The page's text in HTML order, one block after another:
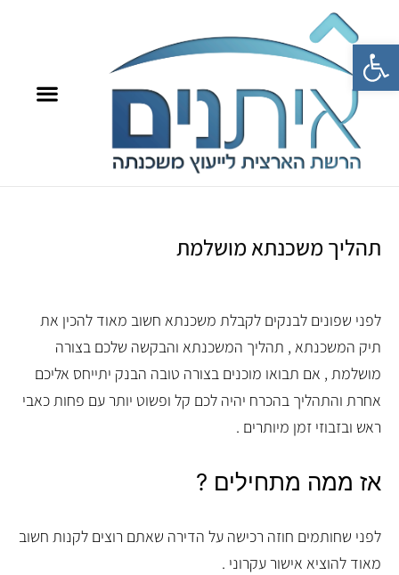
פתח סרגל נגישות
תהליך משכנתא מושלמת
לפני שפונים לבנקים לקבלת משכנתא חשוב מאוד להכין את
תיק המשכנתא , תהליך המשכנתא והבקשה שלכם בצורה
מושלמת , אם תבואו מוכנים בצורה טובה הבנק יתייחס אליכם
אחרת והתהליך בהכרח יהיה לכם קל ופשוט יותר עם פחות כאבי
ראש ובזבוזי זמן מיותרים .
אז ממה מתחילים ?
לפני שחותמים חוזה רכישה על הדירה שאתם רוצים לקנות חשוב
מאוד להוציא אישור עקרוני .